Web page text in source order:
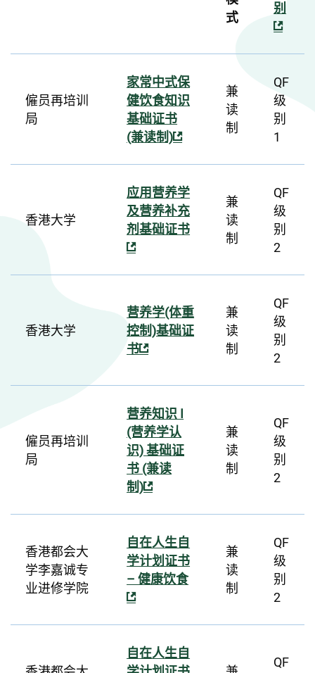
式
别
僱员再培训
局
家常中式保
健饮食知识
基础证书
(兼读制)
兼
读
制
QF
级
别
1
香港大学
应用营养学
及营养补充
剂基础证书
兼
读
制
QF
级
别
2
香港大学
营养学(体重
控制)基础证
书
兼
读
制
QF
级
别
2
僱员再培训
局
营养知识 I
(营养学认
识) 基础证
书 (兼读
制)
兼
读
制
QF
级
别
2
香港都会大
学李嘉诚专
业进修学院
自在人生自
学计划证书
– 健康饮食
兼
读
制
QF
级
别
2
自在人生自
QF